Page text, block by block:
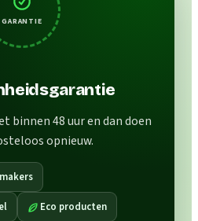
GARANTIE
binnen 48 uur en dan doen
opnieuw.
Eco producten